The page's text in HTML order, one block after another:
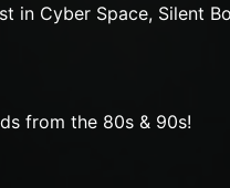
in Cyber Space, Silent
from the 80s & 90s!